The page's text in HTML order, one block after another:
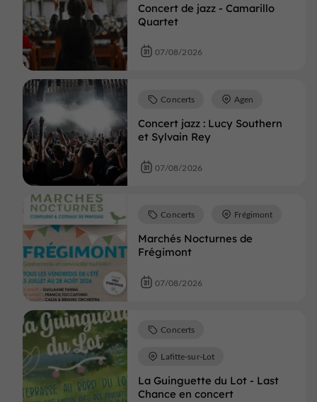
Concert de jazz - Camarillo
Quartet
07/08/2026
Concert jazz : Lucy Southern
et Sylvain Rey
Concerts Agen
07/08/2026
Marchés Nocturnes de
Frégimont
Concerts Frégimont
07/08/2026
La Guinguette du Lot - Last
Chance en concert
Concerts
Lafitte-sur-Lot